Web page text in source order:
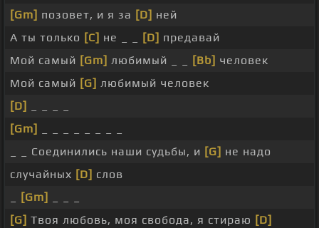
[Gm] позовет, и я за [D] ней
А ты только [C] не _ _ [D] предавай
Мой самый [Gm] любимый _ _ [Bb] человек
Мой самый [G] любимый человек
[D]
[Gm]
_ _ Соединились наши судьбы, и [G] не надо
случайных [D] слов
[Gm]
[G] Твоя любовь, моя свобода, я стираю [D]